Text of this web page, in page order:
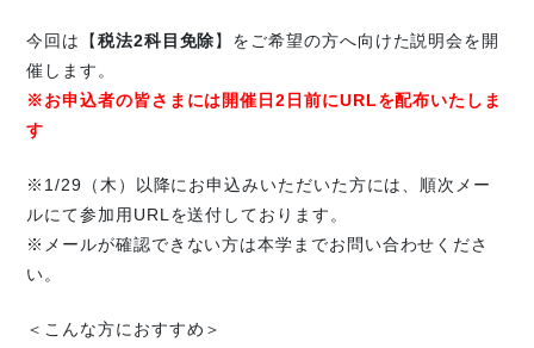
今回は【税法2科目免除】をご希望の方へ向けた説明会を開
催します。
※お申込者の皆さまには開催日2日前にURLを配布いたしま
す
※1/29（木）以降にお申込みいただいた方には、順次メー
ルにて参加用URLを送付しております。
※メールが確認できない方は本学までお問い合わせくださ
い。
＜こんな方におすすめ＞